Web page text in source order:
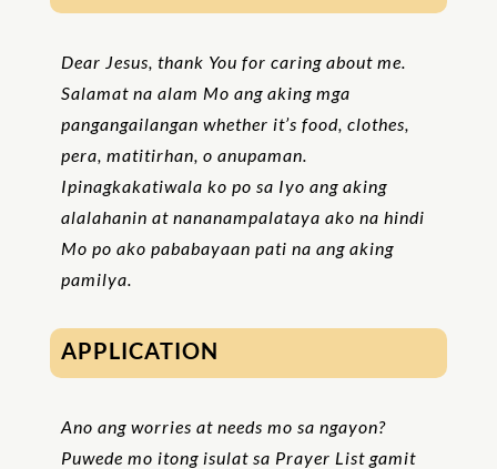
Dear Jesus, thank You for caring about me.
Salamat na alam Mo ang aking mga
pangangailangan whether it’s food, clothes,
pera, matitirhan, o anupaman.
Ipinagkakatiwala ko po sa Iyo ang aking
alalahanin at nananampalataya ako na hindi
Mo po ako pababayaan pati na ang aking
pamilya.
APPLICATION
Ano ang worries at needs mo sa ngayon?
Puwede mo itong isulat sa Prayer List gamit